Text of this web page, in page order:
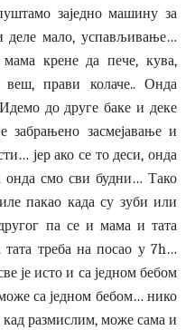
заједно машину за
деле мало, успављивање…
крене да пече, кува,
веш, прави колаче.. Онда
до друге баке и деке
засмејавање и
јер ако се то деси, онда
онда смо сви будни… Тако
пакао када су зуби или
па се и мама и тата
тата треба на посао у 7h…
је исто и са једном бебом
са једном бебом… нико
размислим, може сама и